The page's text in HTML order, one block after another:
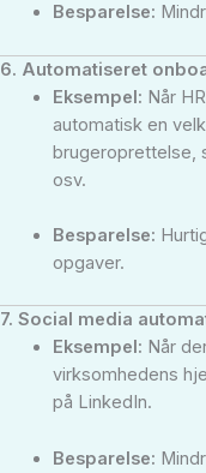
Besparelse:
6. Automatiseret
Eksempel: Når
automatisk en
brugeroprettelse,
osv.
Besparelse:
opgaver.
7. Social media
Eksempel: Når
virksomhedens
på LinkedIn.
Besparelse: